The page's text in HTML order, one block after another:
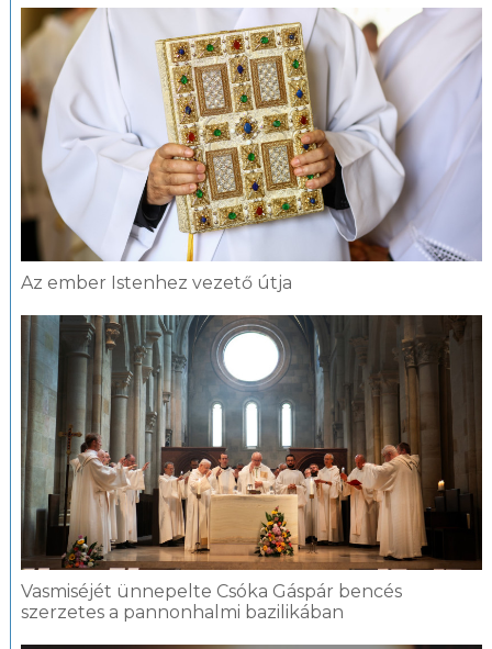
Az ember Istenhez vezető útja
Vasmiséjét ünnepelte Csóka Gáspár bencés
szerzetes a pannonhalmi bazilikában